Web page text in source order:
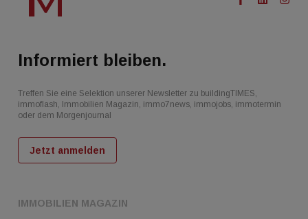
IMMOBILIEN MAGAZIN
Informiert bleiben.
Treffen Sie eine Selektion unserer Newsletter zu buildingTIMES,
immoflash, Immobilien Magazin, immo7news, immojobs, immotermin
oder dem Morgenjournal
Jetzt anmelden